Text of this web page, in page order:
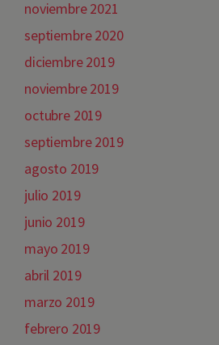
noviembre 2021
septiembre 2020
diciembre 2019
noviembre 2019
octubre 2019
septiembre 2019
agosto 2019
julio 2019
junio 2019
mayo 2019
abril 2019
marzo 2019
febrero 2019